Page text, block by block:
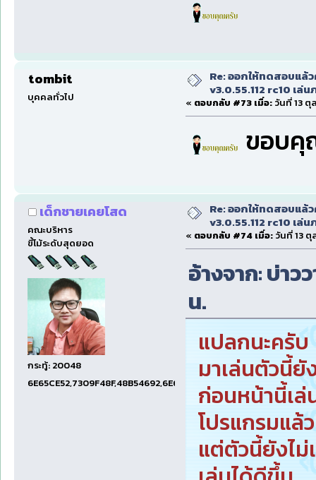
tombit
บุคคลทั่วไป
Re: ออกให้ทดสอบแล้
v3.0.55.112 rc10 เล่
« ตอบกลับ #73 เมื่อ: วันที่ 13 ตุ
ขอบ
เด็กชายเคยโสด
คณะบริหาร
ขี้โม้ระดับสุดยอด
กระทู้: 20048
6E65CE52,7309F48F,48B54692,6E674E74,1E001EF5
Re: ออกให้ทดสอบแล้
v3.0.55.112 rc10 เล่
« ตอบกลับ #74 เมื่อ: วันที่ 13 ตุ
อ้างจาก: บ่าว
น.
แปลกนะครับ
มาเล่นตัวนี้ยั
ก่อนหน้านี้เล่
โปรแกรมแล้
แต่ตัวนี้ยังไม่